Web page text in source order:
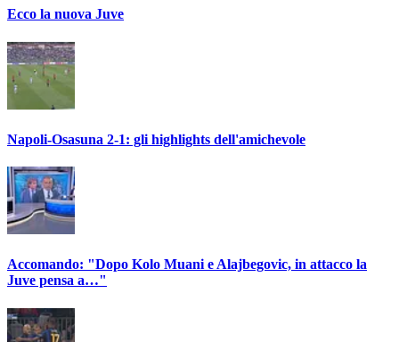
Ecco la nuova Juve
Napoli-Osasuna 2-1: gli highlights dell'amichevole
Accomando: "Dopo Kolo Muani e Alajbegovic, in attacco la
Juve pensa a…"